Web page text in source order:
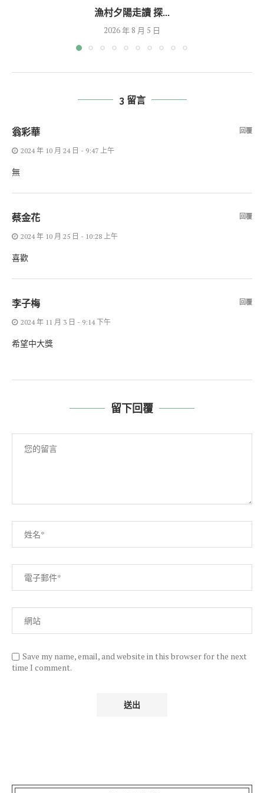
漁村夕陽走讀 探...
2026 年 8 月 5 日
3 留言
翁彩華
2024 年 10 月 24 日 - 9:47 上午
無
回覆
蔡金花
2024 年 10 月 25 日 - 10:28 上午
喜歡
回覆
李子梅
2024 年 11 月 3 日 - 9:14 下午
希望中大獎
回覆
留下回覆
Save my name, email, and website in this browser for the next
time I comment.